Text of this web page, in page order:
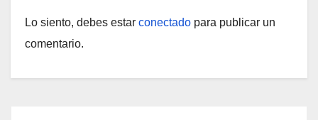
Lo siento, debes estar conectado para publicar un
comentario.